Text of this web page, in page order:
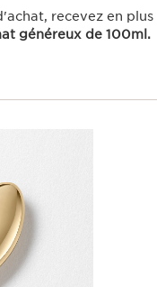
recevez en plus
généreux de 100ml.